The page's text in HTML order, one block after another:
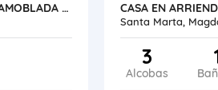
VENTA DE HERMOSO APARTASUITE AMOBLADA BELLO HORIZONTE (USO TURISMO)
Santa Marta,
3
Alcobas